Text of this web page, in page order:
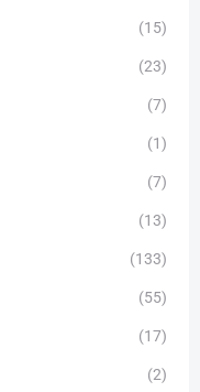
(15)
(23)
(7)
(1)
(7)
(13)
(133)
(55)
(17)
(2)